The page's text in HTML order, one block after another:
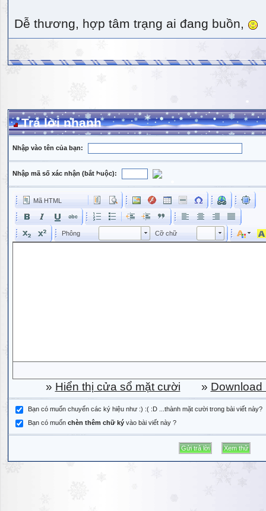
Dễ thương, hợp tâm trạng ai đang buồn,
Trả lời nhanh
Nhập vào tên của bạn:
Nhập mã số xác nhận (bắt buộc):
Mã HTML
Phông Phông Cỡ chữ Kích cỡ phông
» Hiển thị cửa sổ mặt cười » Download
Bạn có muốn chuyển các ký hiệu như :) :( :D ...thành mặt cười trong bài viết này?
Bạn có muốn chèn thêm chữ ký vào bài viết này ?